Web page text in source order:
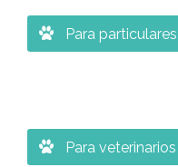
 Para particulares
 Para veterinarios